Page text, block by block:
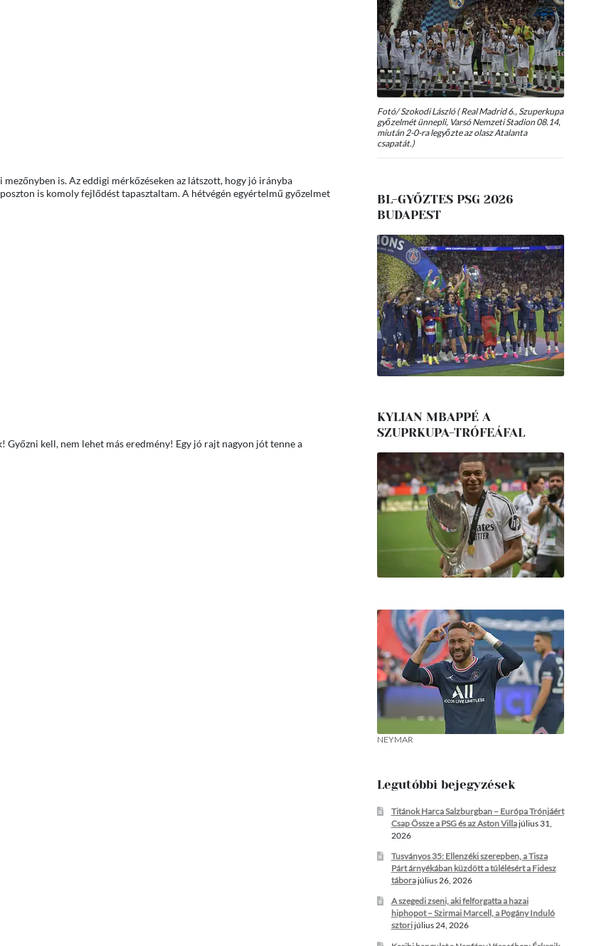
is. Az eddigi mérkőzéseken az látszott, hogy jó irányba
is komoly fejlődést tapasztaltam. A hétvégén egyértelmű győzelmet
Győzni kell, nem lehet más eredmény! Egy jó rajt nagyon jót tenne a
Fotó/ Szokodi László ( Real Madrid 6., Szuperkupa
győzelmét ünnepli, Varsó Nemzeti Stadion 08.14,
miután 2-0-ra legyőzte az olasz Atalanta
csapatát.)
BL-GYŐZTES PSG 2026
BUDAPEST
KYLIAN MBAPPÉ A
SZUPRKUPA-TRÓFEÁFAL
NEYMAR
Legutóbbi bejegyzések
Titánok Harca Salzburgban – Európa Trónjáért
Csap Össze a PSG és az Aston Villajúlius 31,
2026
Tusványos 35: Ellenzéki szerepben, a Tisza
Párt árnyékában küzdött a túlélésért a Fidesz
táborajúlius 26, 2026
A szegedi zseni, aki felforgatta a hazai
hiphopot – Szirmai Marcell, a Pogány Induló
sztorijúlius 24, 2026